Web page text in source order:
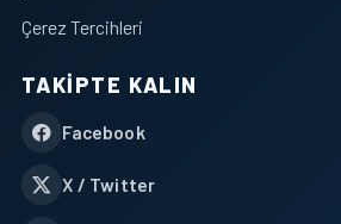
Çerez Tercihleri
TAKIPTE KALIN
Facebook
X / Twitter